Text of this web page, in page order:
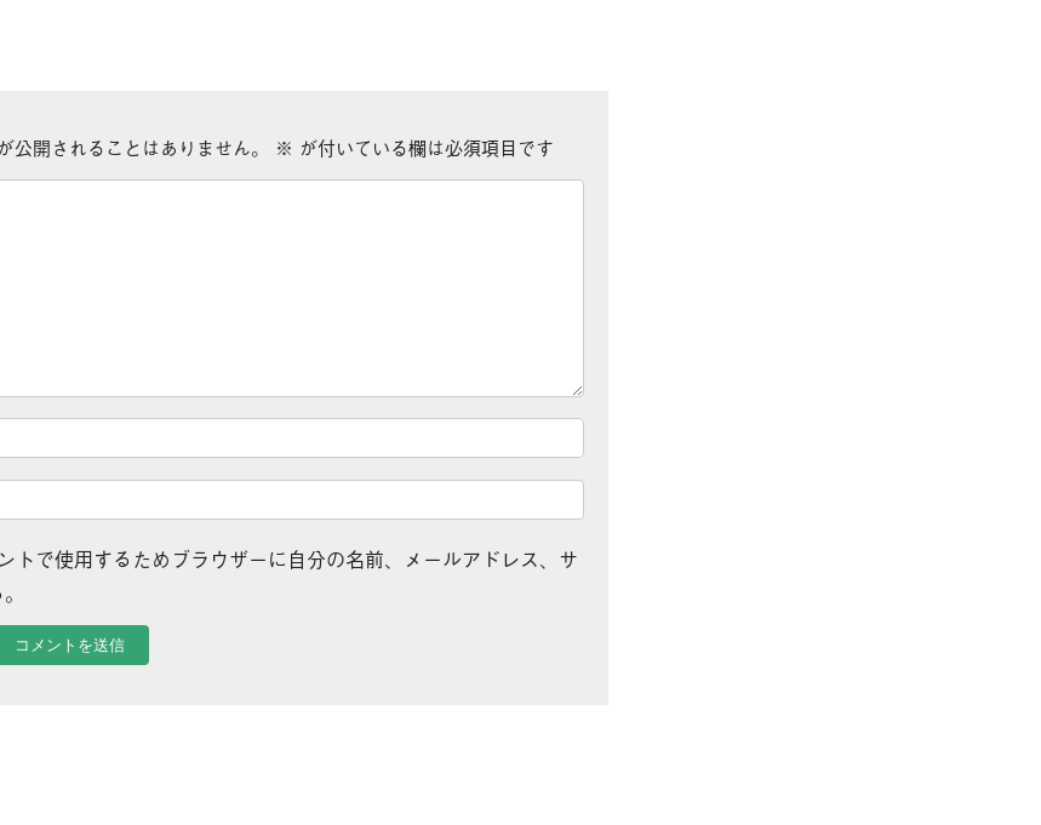
公開されることはありません。 ※ が付いている欄は必須項目です
トで使用するためブラウザーに自分の名前、メールアドレス、サ